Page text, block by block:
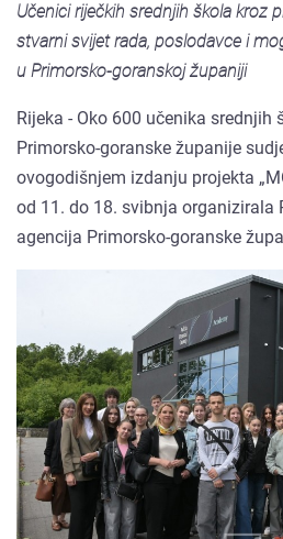
Učenici riječkih srednjih škola kroz
stvarni svijet rada, poslodavce i
u Primorsko-goranskoj županiji
Rijeka - Oko 600 učenika srednjih
Primorsko-goranske županije
ovogodišnjem izdanju projekta
od 11. do 18. svibnja organizirala
agencija Primorsko-goranske